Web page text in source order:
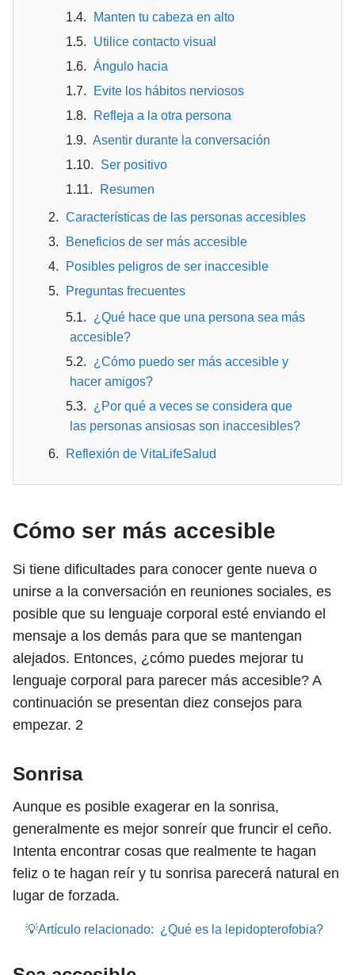
Manten tu cabeza en alto
Utilice contacto visual
Ángulo hacia
Evite los hábitos nerviosos
Refleja a la otra persona
Asentir durante la conversación
Ser positivo
Resumen
Características de las personas accesibles
Beneficios de ser más accesible
Posibles peligros de ser inaccesible
Preguntas frecuentes
¿Qué hace que una persona sea más
accesible?
¿Cómo puedo ser más accesible y
hacer amigos?
¿Por qué a veces se considera que
las personas ansiosas son inaccesibles?
Reflexión de VitaLifeSalud
Cómo ser más accesible
Si tiene dificultades para conocer gente nueva o
unirse a la conversación en reuniones sociales, es
posible que su lenguaje corporal esté enviando el
mensaje a los demás para que se mantengan
alejados. Entonces, ¿cómo puedes mejorar tu
lenguaje corporal para parecer más accesible? A
continuación se presentan diez consejos para
empezar. 2
Sonrisa
Aunque es posible exagerar en la sonrisa,
generalmente es mejor sonreír que fruncir el ceño.
Intenta encontrar cosas que realmente te hagan
feliz o te hagan reír y tu sonrisa parecerá natural en
lugar de forzada.
💡Artículo relacionado: ¿Qué es la lepidopterofobia?